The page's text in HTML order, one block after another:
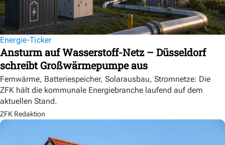
Energie-Ticker
Ansturm auf Wasserstoff-Netz – Düsseldorf
schreibt Großwärmepumpe aus
Fernwärme, Batteriespeicher, Solarausbau, Stromnetze: Die
ZFK hält die kommunale Energiebranche laufend auf dem
aktuellen Stand.
ZFK Redaktion